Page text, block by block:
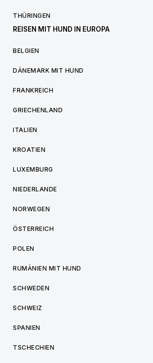
THÜRINGEN
REISEN MIT HUND IN EUROPA
BELGIEN
DÄNEMARK MIT HUND
FRANKREICH
GRIECHENLAND
ITALIEN
KROATIEN
LUXEMBURG
NIEDERLANDE
NORWEGEN
ÖSTERREICH
POLEN
RUMÄNIEN MIT HUND
SCHWEDEN
SCHWEIZ
SPANIEN
TSCHECHIEN